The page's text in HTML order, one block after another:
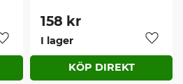
Lägg till i favoriter
158 kr
Lägg
I lager